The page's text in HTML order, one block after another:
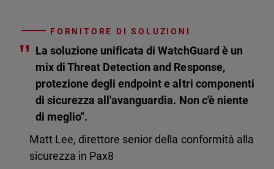
FORNITORE DI SOLUZIONI
" La soluzione unificata di WatchGuard è un
mix di Threat Detection and Response,
protezione degli endpoint e altri componenti
di sicurezza all'avanguardia. Non c'è niente
di meglio".
Matt Lee, direttore senior della conformità alla
sicurezza in Pax8